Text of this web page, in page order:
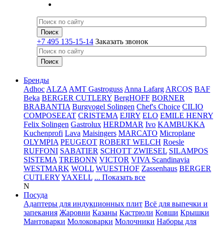
+7 495 135-15-14 Заказать звонок
Бренды
Adhoc ALZA AMT Gastroguss Anna Lafarg ARCOS BAF
Beka BERGER CUTLERY BergHOFF BORNER
BRABANTIA Burgvogel Solingen Chef's Choice CILIO
COMPOSEEAT CRISTEMA EJIRY ELO EMILE HENRY
Felix Solingen Gastrolux HERDMAR Ivo KAMBUKKA
Kuchenprofi Lava Maisingers MARCATO Microplane
OLYMPIA PEUGEOT ROBERT WELCH Roesle
RUFFONI SABATIER SCHOTT ZWIESEL SILAMPOS
SISTEMA TREBONN VICTOR VIVA Scandinavia
WESTMARK WOLL WUESTHOF Zassenhaus BERGER
CUTLERYYAXELL ... Показать все
N
Посуда
Адаптеры для индукционных плит Всё для выпечки и
запекания Жаровни Казаны Кастрюли Ковши Крышки
Мантоварки Молоковарки Молочники Наборы для